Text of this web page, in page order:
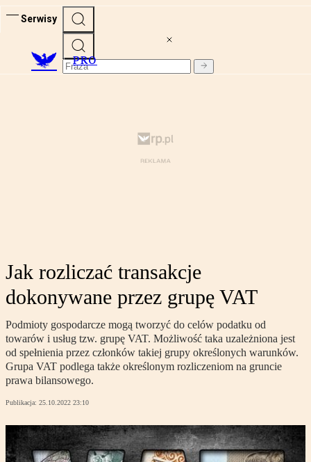
Serwisy
PRO
Jak rozliczać transakcje
dokonywane przez grupę VAT
Podmioty gospodarcze mogą tworzyć do celów podatku od
towarów i usług tzw. grupę VAT. Możliwość taka uzależniona jest
od spełnienia przez członków takiej grupy określonych warunków.
Grupa VAT podlega także określonym rozliczeniom na gruncie
prawa bilansowego.
Publikacja: 25.10.2022 23:10